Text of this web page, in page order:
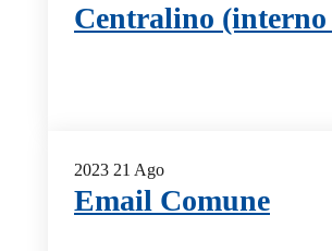
Centralino (interno
2023 21 Ago
Email Comune